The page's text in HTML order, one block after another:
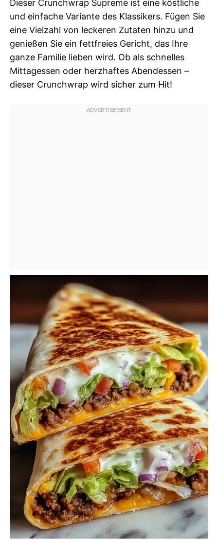
Dieser Crunchwrap Supreme ist eine köstliche
und einfache Variante des Klassikers. Fügen Sie
eine Vielzahl von leckeren Zutaten hinzu und
genießen Sie ein fettfreies Gericht, das Ihre
ganze Familie lieben wird. Ob als schnelles
Mittagessen oder herzhaftes Abendessen –
dieser Crunchwrap wird sicher zum Hit!